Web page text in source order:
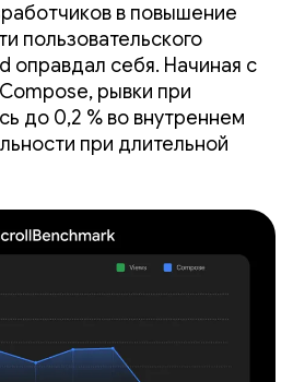
в повышение
пользовательского
оправдал себя. Начиная с
рывки при
до 0,2 % во внутреннем
при длительной